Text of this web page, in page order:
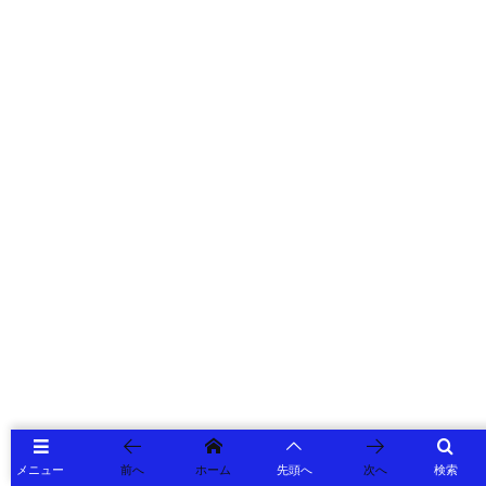
メニュー 検索
前へ ホーム 先頭へ 次へ